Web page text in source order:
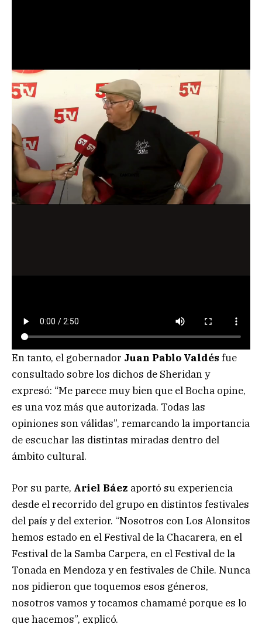
En tanto, el gobernador Juan Pablo Valdés fue
consultado sobre los dichos de Sheridan y
expresó: “Me parece muy bien que el Bocha opine,
es una voz más que autorizada. Todas las
opiniones son válidas”, remarcando la importancia
de escuchar las distintas miradas dentro del
ámbito cultural.
Por su parte, Ariel Báez aportó su experiencia
desde el recorrido del grupo en distintos festivales
del país y del exterior. “Nosotros con Los Alonsitos
hemos estado en el Festival de la Chacarera, en el
Festival de la Samba Carpera, en el Festival de la
Tonada en Mendoza y en festivales de Chile. Nunca
nos pidieron que toquemos esos géneros,
nosotros vamos y tocamos chamamé porque es lo
que hacemos”, explicó.